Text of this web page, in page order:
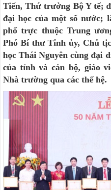
Tiến, Thứ trưởng Bộ Y tế;
đại học của một số nước;
phố trực thuộc Trung
Phó Bí thư Tỉnh ủy, Chủ
học Thái Nguyên cùng đại
của tỉnh và cán bộ, giáo
Nhà trường qua các thế hệ.